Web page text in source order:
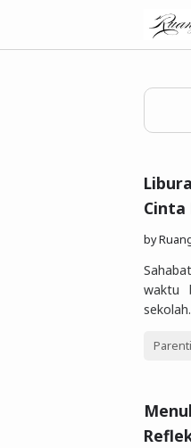
Cinta
byRuang
waktu